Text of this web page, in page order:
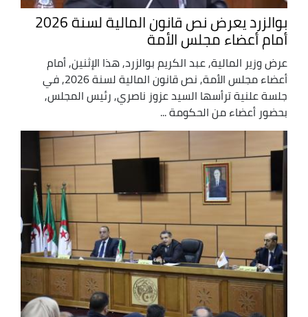
بوالزرد يعرض نص قانون المالية لسنة 2026
أمام أعضاء مجلس الأمة
عرض وزير المالية, عبد الكريم بوالزرد, هذا الإثنين, أمام
أعضاء مجلس الأمة, نص قانون المالية لسنة 2026, في
جلسة علنية ترأسها السيد عزوز ناصري, رئيس المجلس,
بحضور أعضاء من الحكومة ...